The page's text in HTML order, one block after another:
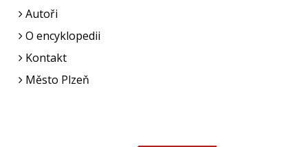
Autoři
O encyklopedii
Kontakt
Město Plzeň